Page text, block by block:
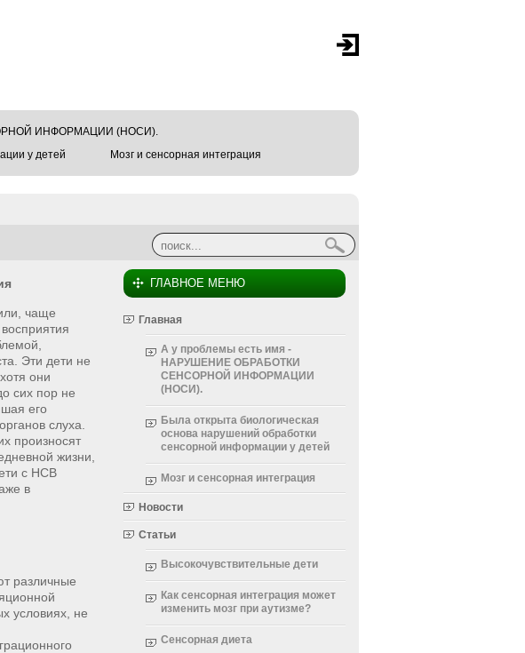
ИНФОРМАЦИИ (НОСИ).
у детей
Мозг и сенсорная интеграция
Форма поиска
Найти
чаще
Эти дети не
они
сих пор не
его
слуха.
произносят
жизни,
с НСВ
в
различные
условиях, не
ГЛАВНОЕ МЕНЮ
Главная
А у проблемы есть имя -
НАРУШЕНИЕ ОБРАБОТКИ
СЕНСОРНОЙ ИНФОРМАЦИИ
(НОСИ).
Была открыта биологическая
основа нарушений обработки
сенсорной информации у детей
Мозг и сенсорная интеграция
Новости
Статьи
Высокочувствительные дети
Как сенсорная интеграция может
изменить мозг при аутизме?
Сенсорная диета